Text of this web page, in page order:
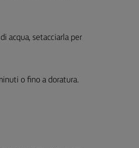
acqua, setacciarla per
o fino a doratura.